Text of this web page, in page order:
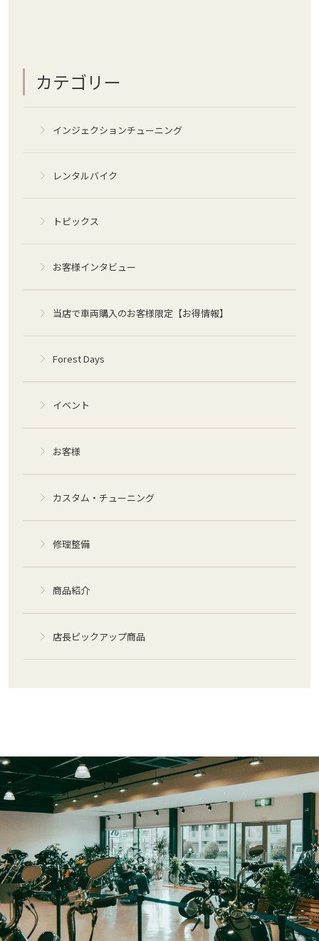
カテゴリー
インジェクションチューニング
レンタルバイク
トピックス
お客様インタビュー
当店で車両購入のお客様限定【お得情報】
Forest Days
イベント
お客様
カスタム・チューニング
修理整備
商品紹介
店長ピックアップ商品